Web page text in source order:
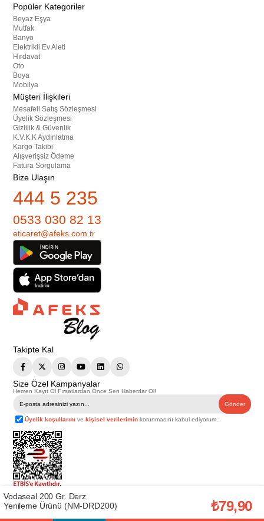
Popüler Kategoriler
Beyaz Eşya
Mutfak
Banyo
Elektrikli Ev Aleti
Hırdavat
Oto
Boya
Mobilya
Müşteri İlişkileri
Mesafeli Satış Sözleşmesi
Üyelik Sözleşmesi
Gizlilik & Güvenlik
K.V.K.K Aydınlatma
Kargo Takibi
Alışverişsiz Ödeme
Fatura Sorgulama
Bize Ulaşın
444 5 235
0533 030 82 13
eticaret@afeks.com.tr
Takipte Kal
Size Özel Kampanyalar
Hemen Kayıt Ol Fırsatlardan Önce Sen Haberdar Ol!
Gönder
Üyelik koşullarını vekişisel verilerimin korunmasını kabul ediyorum.
Telif Hakkı © 2026
. Tüm hakları saklıdır.
Bu web sitesindeki tüm ürünler ticari amaçlıdır. Web sitemizde yer alan
görsel ve yazılı içerikler firmamıza ait olup, firmamızın yazılı izni alınmadan
Vodaseal 200 Gr. Derz
Yenileme Ürünü (NM-DRD200)
₺79,90